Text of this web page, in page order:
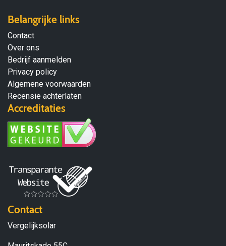
Belangrijke links
Contact
Over ons
Bedrijf aanmelden
Privacy policy
Algemene voorwaarden
Recensie achterlaten
Accreditaties
Contact
Vergelijksolar